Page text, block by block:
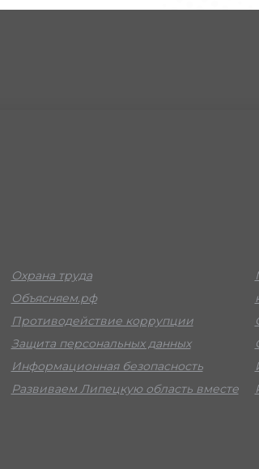
Охрана труда
Объясняем.рф
Противодействие коррупции
Защита персональных данных
Информационная безопасность
Развиваем Липецкую область вместе